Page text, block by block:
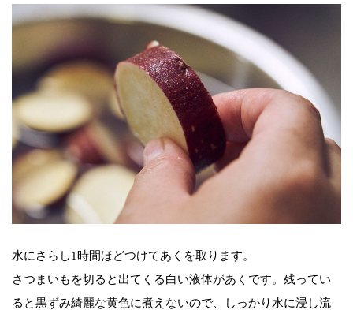
水にさらし1時間ほどつけてあくを取ります。
さつまいもを切ると出てくる白い液体があくです。残ってい
ると黒ずみ綺麗な黄色に煮えないので、しっかり水に浸し流